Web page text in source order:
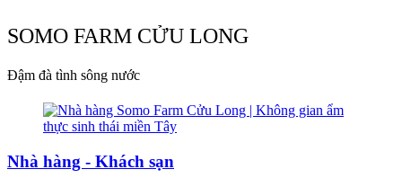
SOMO FARM CỬU LONG
Đậm đà tình sông nước
Nhà hàng - Khách sạn